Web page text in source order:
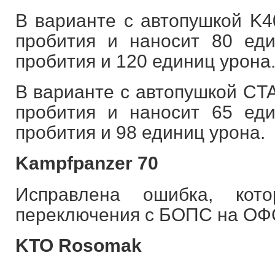
В варианте с автопушкой
пробития и наносит 80
пробития и 120 единиц урона.
В варианте с автопушкой
пробития и наносит 65
пробития и 98 единиц урона.
Kampfpanzer 70
Исправлена ошибка,
переключения с БОПС на
KTO Rosomak